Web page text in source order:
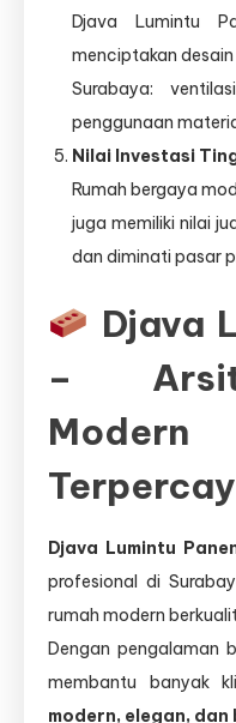
Djava Lumintu
menciptakan
Surabaya:
penggunaan
Nilai Investasi
Rumah bergaya
juga memiliki nilai
dan diminati pasar
Djava
–
Djava Lumintu
profesional di
rumah modern
Dengan pengalaman
membantu banyak
modern, elegan, dan